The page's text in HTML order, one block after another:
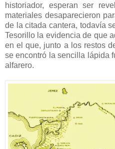
historiador, esperan ser
materiales desaparecieron
de la citada cantera, todavía
Tesorillo la evidencia de que
en el que, junto a los restos
se encontró la sencilla lápida
alfarero.